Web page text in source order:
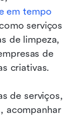
em tempo
serviços
de limpeza,
de
criativas.
de serviços,
acompanhar